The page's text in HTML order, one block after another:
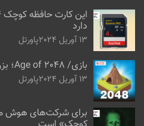
دارد
13 آوریل 2024 پاورتل
بازی/ Age of 2048؛ بزرگ‌ترین تمدن جهان را بسازید
13 آوریل 2024 پاورتل
برای شرکت‌های هوش